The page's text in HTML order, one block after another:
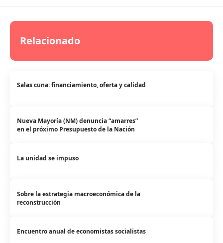
Relacionado
Salas cuna: financiamiento, oferta y calidad
Nueva Mayoría (NM) denuncia “amarres”
en el próximo Presupuesto de la Nación
La unidad se impuso
Sobre la estrategia macroeconómica de la
reconstrucción
Encuentro anual de economistas socialistas